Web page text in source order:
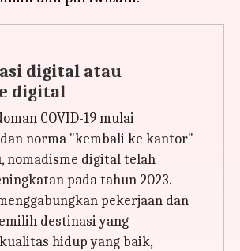
digital atau
digital
COVID-19 mulai
norma "kembali ke kantor"
nomadisme digital telah
pada tahun 2023.
pekerjaan dan
destinasi yang
hidup yang baik,